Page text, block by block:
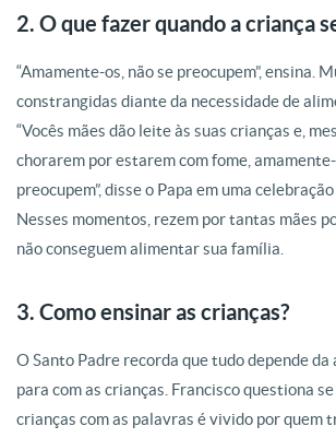
O que fazer quando a criança
Como ensinar as
Como deve ser a oração
Coração das crianças: lugar
2. O que fazer quando a criança
“Amamente-os, não se preocupem”, ensina.
constrangidas diante da necessidade de
“Vocês mães dão leite às suas crianças e,
chorarem por estarem com fome,
preocupem”, disse o Papa em uma
Nesses momentos, rezem por tantas mães
não conseguem alimentar sua família.
3. Como ensinar as crianças?
O Santo Padre recorda que tudo depende
para com as crianças. Francisco questiona
crianças com as palavras é vivido por quem